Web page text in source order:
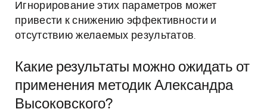
Игнорирование этих параметров может
привести к снижению эффективности и
отсутствию желаемых результатов.
Какие результаты можно ожидать от
применения методик Александра
Высоковского?